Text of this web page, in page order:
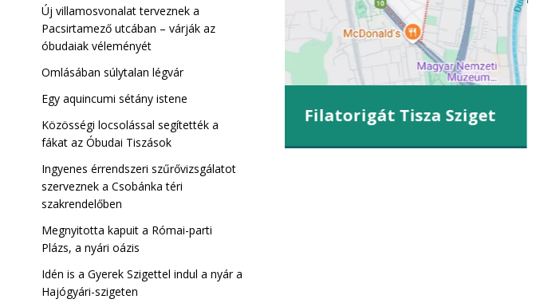
Új villamosvonalat terveznek a
Pacsirtamező utcában – várják az
óbudaiak véleményét
Omlásában súlytalan légvár
Egy aquincumi sétány istene
Közösségi locsolással segítették a
fákat az Óbudai Tiszások
Ingyenes érrendszeri szűrővizsgálatot
szerveznek a Csobánka téri
szakrendelőben
Megnyitotta kapuit a Római-parti
Plázs, a nyári oázis
Idén is a Gyerek Szigettel indul a nyár a
Hajógyári-szigeten
Filatorigát Tisza Sziget